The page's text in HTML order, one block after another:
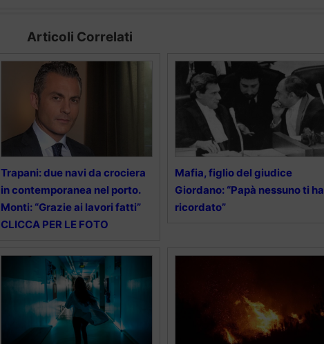
Articoli Correlati
Trapani: due navi da crociera
in contemporanea nel porto.
Monti: “Grazie ai lavori fatti”
CLICCA PER LE FOTO
Mafia, figlio del giudice
Giordano: “Papà nessuno ti ha
ricordato”